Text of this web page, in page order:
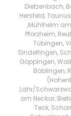
Dietzenbach,
Hersfeld,
,Mühlheim
Pforzheim,
Tübingen,
Sindelfingen,
Göppingen,
Böblingen,
Lahr/
am Neckar,
Teck,